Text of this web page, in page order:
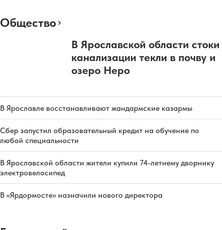
Общество
В Ярославской области стоки
канализации текли в почву и
озеро Неро
В Ярославле восстанавливают жандармские казармы
Сбер запустил образовательный кредит на обучение по
любой специальности
В Ярославской области жители купили 74-летнему дворнику
электровелосипед
В «Ярдормосте» назначили нового директора